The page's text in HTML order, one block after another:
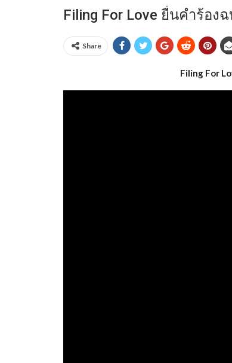
Filing For Love ยื่นคำร้อง
Share
Filing For